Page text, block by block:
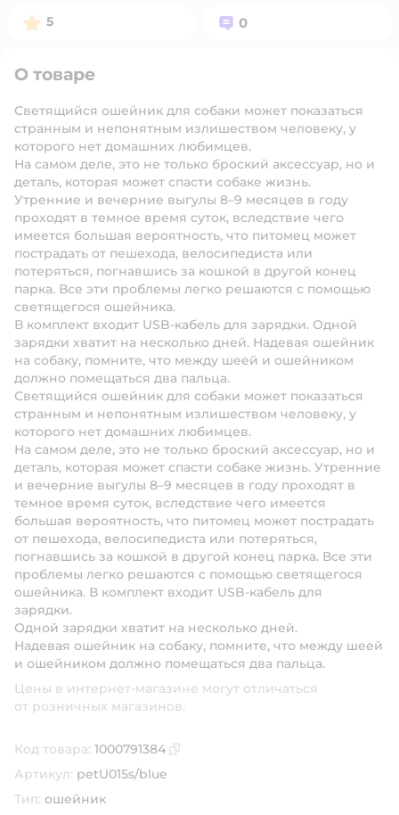
Рейтинг:
5 Вопросов:
0
О товаре
Светящийся ошейник для собаки может показаться
странным и непонятным излишеством человеку, у
которого нет домашних любимцев.
На самом деле, это не только броский аксессуар, но и
деталь, которая может спасти собаке жизнь.
Утренние и вечерние выгулы 8–9 месяцев в году
проходят в темное время суток, вследствие чего
имеется большая вероятность, что питомец может
пострадать от пешехода, велосипедиста или
потеряться, погнавшись за кошкой в другой конец
парка. Все эти проблемы легко решаются с помощью
светящегося ошейника.
В комплект входит USB-кабель для зарядки. Одной
зарядки хватит на несколько дней. Надевая ошейник
на собаку, помните, что между шеей и ошейником
должно помещаться два пальца.
Светящийся ошейник для собаки может показаться
странным и непонятным излишеством человеку, у
которого нет домашних любимцев.
На самом деле, это не только броский аксессуар, но и
деталь, которая может спасти собаке жизнь. Утренние
и вечерние выгулы 8–9 месяцев в году проходят в
темное время суток, вследствие чего имеется
большая вероятность, что питомец может пострадать
от пешехода, велосипедиста или потеряться,
погнавшись за кошкой в другой конец парка. Все эти
проблемы легко решаются с помощью светящегося
ошейника. В комплект входит USB-кабель для
зарядки.
Одной зарядки хватит на несколько дней.
Надевая ошейник на собаку, помните, что между шеей
и ошейником должно помещаться два пальца.
Цены в интернет-магазине могут отличаться
от розничных магазинов.
Код товара: 1000791384
Артикул: petU015s/blue
Тип: ошейник